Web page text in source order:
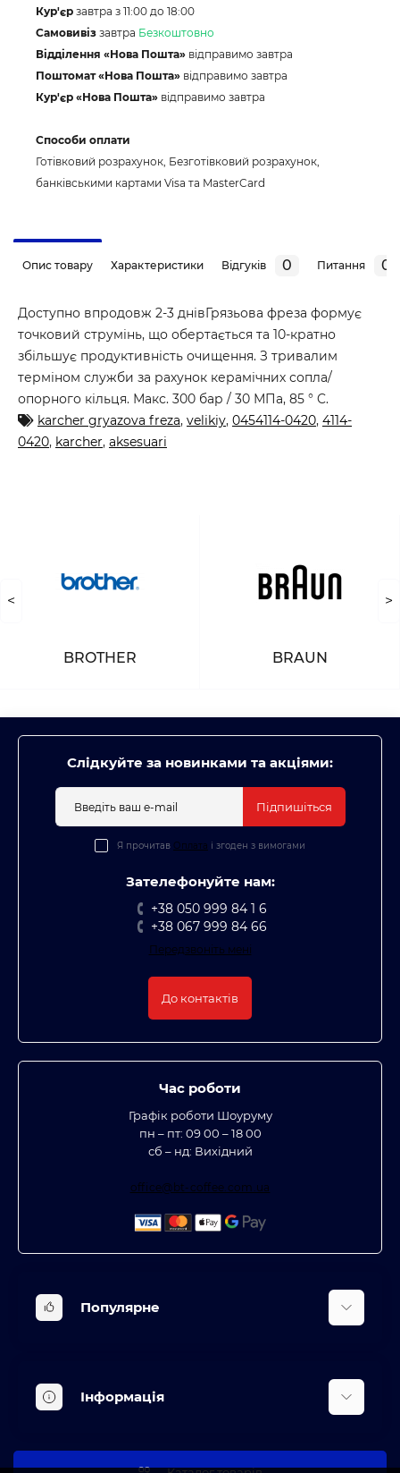
Кур'єр завтра з 11:00 до 18:00
Самовивіз завтра Безкоштовно
Відділення «Нова Пошта» відправимо завтра
Поштомат «Нова Пошта» відправимо завтра
Кур'єр «Нова Пошта» відправимо завтра
Способи оплати
Готівковий розрахунок, Безготівковий розрахунок,
банківськими картами Visa та MasterCard
Опис товару Характеристики Відгуків 0 Питання 0
Доступно впродовж 2-3 днівГрязьова фреза формує
точковий струмінь, що обертається та 10-кратно
збільшує продуктивність очищення. З тривалим
терміном служби за рахунок керамічних сопла/
опорного кільця. Макс. 300 бар / 30 МПа, 85 ° C.
karcher gryazova freza, velikiy, 0454114-0420, 4114-
0420, karcher, aksesuari
<
BROTHER BRAUN
>
Слідкуйте за новинками та акціями:
Підпишіться
Я прочитав Оплата і згоден з вимогами
Зателефонуйте нам:
+38 050 999 84 1 6
+38 067 999 84 66
Передзвоніть мені
До контактів
Час роботи
Графік роботи Шоуруму
пн – пт: 09 00 – 18 00
сб – нд: Вихідний
office@bt-coffee.com.ua
Популярне
Кліматична техніка
Аксесуари та насадки
Косметичні прилади
Інформація